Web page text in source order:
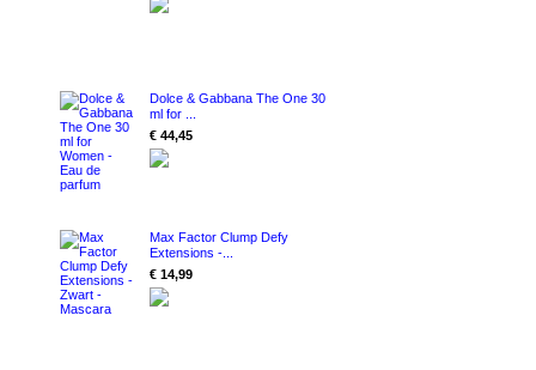
Dolce & Gabbana The One 30
ml for ...
€ 44,45
Max Factor Clump Defy
Extensions -...
€ 14,99